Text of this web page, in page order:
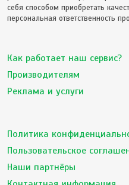
себя способом приобретать
персональная ответственность
Как работает наш сервис?
Производителям
Реклама и услуги
Политика
Пользовательское
Наши партнёры